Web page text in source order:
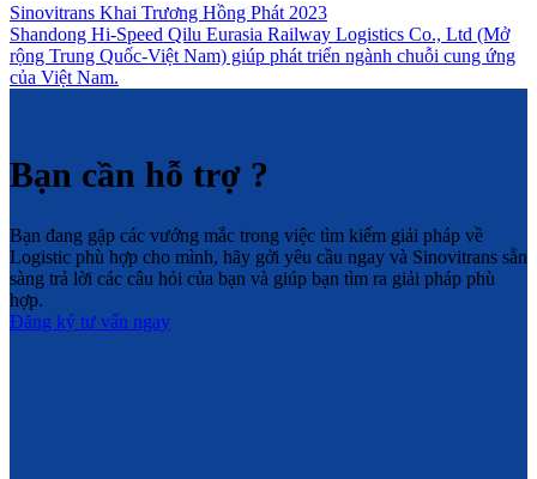
Sinovitrans Khai Trương Hồng Phát 2023
Shandong Hi-Speed Qilu Eurasia Railway Logistics Co., Ltd (Mở
rộng Trung Quốc-Việt Nam) giúp phát triển ngành chuỗi cung ứng
của Việt Nam.
Bạn cần hỗ trợ ?
Bạn đang gặp các vướng mắc trong việc tìm kiếm giải pháp về
Logistic phù hợp cho mình, hãy gởi yêu cầu ngay và Sinovitrans sẵn
sàng trả lời các câu hỏi của bạn và giúp bạn tìm ra giải pháp phù
hợp.
Đăng ký tư vấn ngay